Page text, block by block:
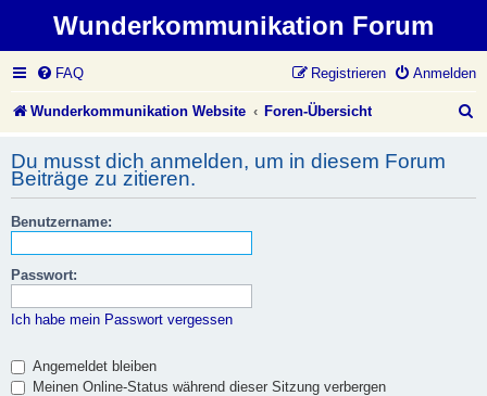
Wunderkommunikation Forum
FAQ Anmelden
Registrieren
Wunderkommunikation Website Foren-Übersicht
Du musst dich anmelden, um in diesem Forum
Beiträge zu zitieren.
Benutzername:
Passwort:
Ich habe mein Passwort vergessen
Angemeldet bleiben
Meinen Online-Status während dieser Sitzung verbergen